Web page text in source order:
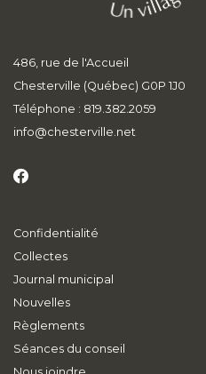
486, rue de l'Accueil
Chesterville (Québec) G0P 1J0
Téléphone : 819.382.2059
info@chesterville.net
Confidentialité
Collectes
Journal municipal
Nouvelles
Règlements
Séances du conseil